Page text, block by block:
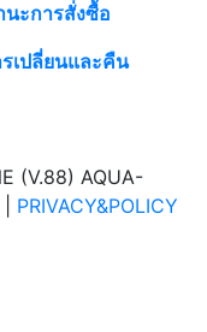
ะการสั่งซื้อ
เปลี่ยนและคืน
(V.88) AQUA-
PRIVACY&POLICY